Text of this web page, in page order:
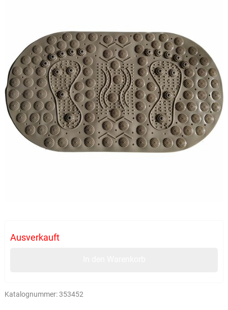
Ausverkauft
Katalognummer:353452